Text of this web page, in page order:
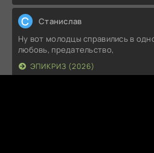
С Станислав
Ну вот молодцы справились в
любовь, предательство,
ЭПИКРИЗ (2026)